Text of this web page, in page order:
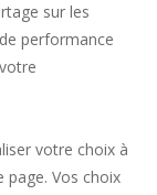
sur les
performance
votre choix à
Vos choix